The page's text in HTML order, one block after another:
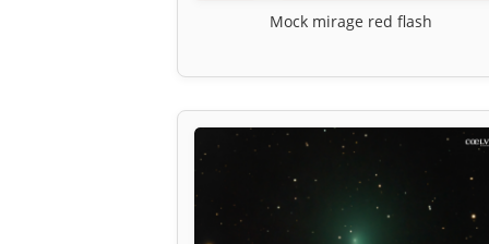
Mock mirage red flash